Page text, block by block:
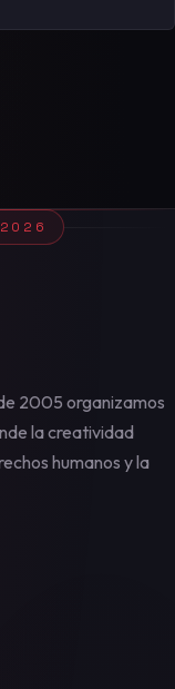
2005 organizamos
la creatividad
humanos y la